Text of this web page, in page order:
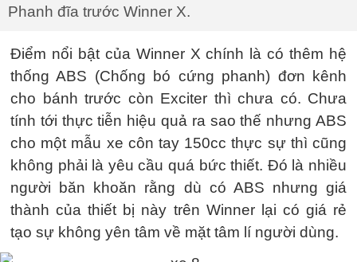
Phanh đĩa trước Winner X.
Điểm nổi bật của Winner X chính là có thêm hệ
thống ABS (Chống bó cứng phanh) đơn kênh
cho bánh trước còn Exciter thì chưa có. Chưa
tính tới thực tiễn hiệu quả ra sao thế nhưng ABS
cho một mẫu xe côn tay 150cc thực sự thì cũng
không phải là yêu cầu quá bức thiết. Đó là nhiều
người băn khoăn rằng dù có ABS nhưng giá
thành của thiết bị này trên Winner lại có giá rẻ
tạo sự không yên tâm về mặt tâm lí người dùng.